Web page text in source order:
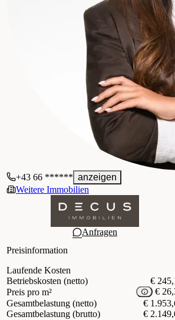
Preisinformation
Laufende Kosten
Betriebskosten (netto)
€
Preis pro m²
€
Gesamtbelastung (netto)
€
Gesamtbelastung (brutto)
€
+43 66 ****** anzeigen
Weitere Immobilien
Anfragen